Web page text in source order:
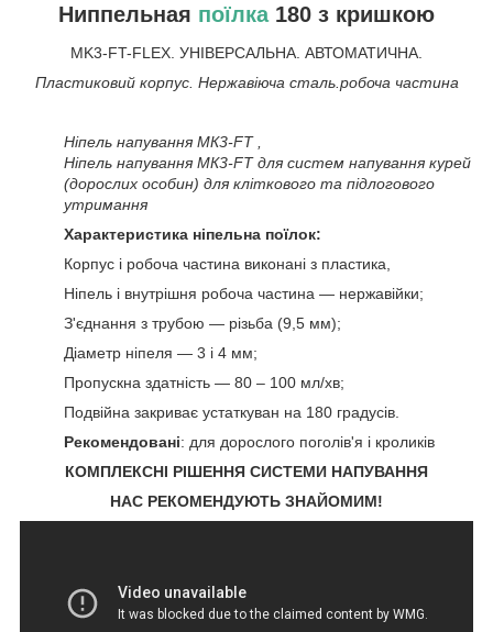
Ниппельная поїлка180 з кришкою
MK3-FT-FLEX. УНІВЕРСАЛЬНА. АВТОМАТИЧНА.
Пластиковий корпус. Нержавіюча сталь.робоча частина
Ніпель напування МК3-FT ,
Ніпель напування МК3-FT для систем напування курей
(дорослих особин) для кліткового та підлогового
утримання
Характеристика ніпельна поїлок:
Корпус і робоча частина виконані з пластика,
Ніпель і внутрішня робоча частина — нержавійки;
З'єднання з трубою — різьба (9,5 мм);
Діаметр ніпеля — 3 і 4 мм;
Пропускна здатність — 80 – 100 мл/хв;
Подвійна закриває устаткуван на 180 градусів.
Рекомендовані: для дорослого поголів'я і кроликів
КОМПЛЕКСНІ РІШЕННЯ СИСТЕМИ НАПУВАННЯ
НАС РЕКОМЕНДУЮТЬ ЗНАЙОМИМ!